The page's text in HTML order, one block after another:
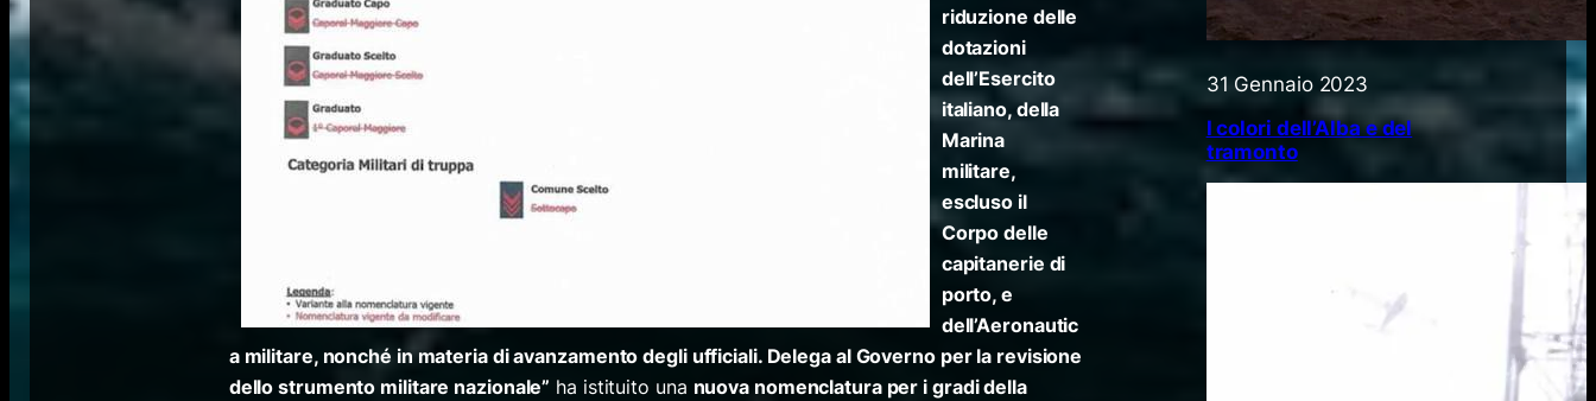
riduzione delle
dotazioni
dell’Esercito
italiano, della
Marina
militare,
escluso il
Corpo delle
capitanerie di
porto, e
dell’Aeronautic
a militare, nonché in materia di avanzamento degli ufficiali. Delega al Governo per la revisione
dello strumento militare nazionale” ha istituito una nuova nomenclatura per i gradi della
31 Gennaio 2023
I colori dell’Alba e del
tramonto